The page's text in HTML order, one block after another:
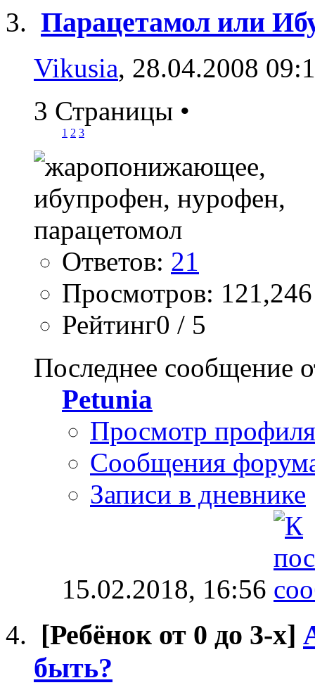
Парацетамол или
Vikusia, 28.04.2008
3 Страницы •
1 2 3
Ответов: 21
Просмотров: 121,246
Рейтинг0 / 5
Последнее сообщение
Petunia
Просмотр профиля
Сообщения
Записи в дневнике
15.02.2018, 16:56
[Ребёнок от 0 до 3-х]
быть?